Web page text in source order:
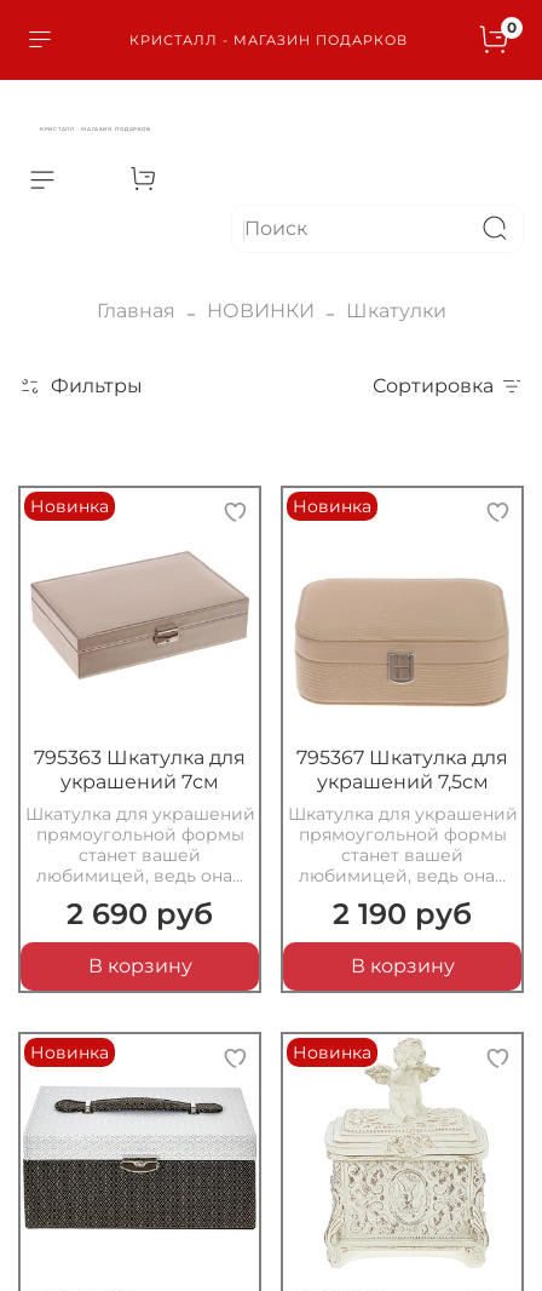
КРИСТАЛЛ - МАГАЗИН ПОДАРКОВ
0
КРИСТАЛЛ - МАГАЗИН ПОДАРКОВ
Главная НОВИНКИ Шкатулки
Фильтры Сортировка
Новинка
795363 Шкатулка для
украшений 7см
Шкатулка для украшений
прямоугольной формы
станет вашей
любимицей, ведь она...
2 690 руб
В корзину
Новинка
795367 Шкатулка для
украшений 7,5см
Шкатулка для украшений
прямоугольной формы
станет вашей
любимицей, ведь она...
2 190 руб
В корзину
Новинка Новинка